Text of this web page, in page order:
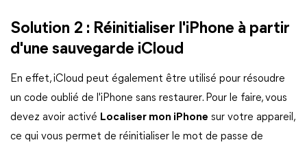
Solution 2 : Réinitialiser l'iPhone à partir
d'une sauvegarde iCloud
En effet, iCloud peut également être utilisé pour résoudre
un code oublié de l'iPhone sans restaurer. Pour le faire, vous
devez avoir activé Localiser mon iPhone sur votre appareil,
ce qui vous permet de réinitialiser le mot de passe de